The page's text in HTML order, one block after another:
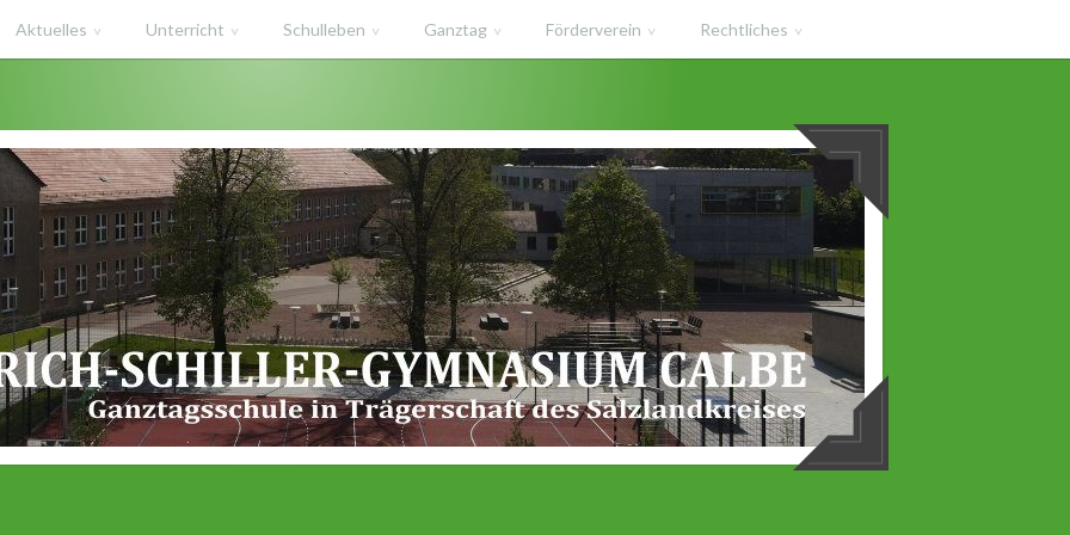
Aktuelles Unterricht Schulleben Ganztag Förderverein Rechtliches